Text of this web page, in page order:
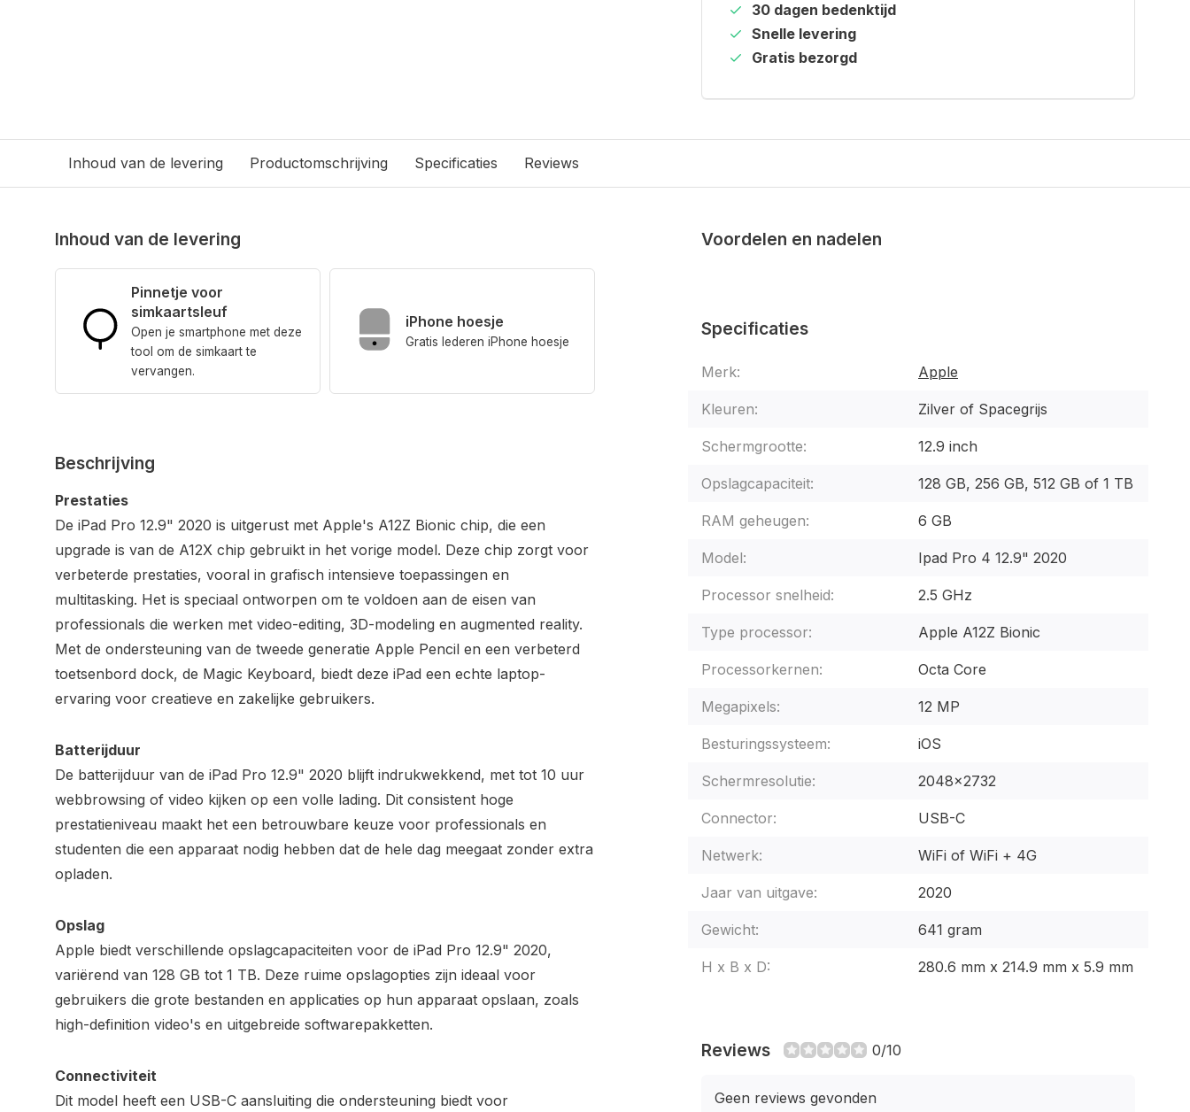
30 dagen bedenktijd
Snelle levering
Gratis bezorgd
Inhoud van de levering Productomschrijving Specificaties Reviews
Inhoud van de levering
Pinnetje voor
simkaartsleuf
Open je smartphone met deze
tool om de simkaart te
vervangen.
iPhone hoesje
Gratis lederen iPhone hoesje
Beschrijving
Prestaties
De iPad Pro 12.9" 2020 is uitgerust met Apple's A12Z Bionic chip, die een
upgrade is van de A12X chip gebruikt in het vorige model. Deze chip zorgt voor
verbeterde prestaties, vooral in grafisch intensieve toepassingen en
multitasking. Het is speciaal ontworpen om te voldoen aan de eisen van
professionals die werken met video-editing, 3D-modeling en augmented reality.
Met de ondersteuning van de tweede generatie Apple Pencil en een verbeterd
toetsenbord dock, de Magic Keyboard, biedt deze iPad een echte laptop-
ervaring voor creatieve en zakelijke gebruikers.
Batterijduur
De batterijduur van de iPad Pro 12.9" 2020 blijft indrukwekkend, met tot 10 uur
webbrowsing of video kijken op een volle lading. Dit consistent hoge
prestatieniveau maakt het een betrouwbare keuze voor professionals en
studenten die een apparaat nodig hebben dat de hele dag meegaat zonder extra
opladen.
Opslag
Apple biedt verschillende opslagcapaciteiten voor de iPad Pro 12.9" 2020,
variërend van 128 GB tot 1 TB. Deze ruime opslagopties zijn ideaal voor
gebruikers die grote bestanden en applicaties op hun apparaat opslaan, zoals
high-definition video's en uitgebreide softwarepakketten.
Connectiviteit
Dit model heeft een USB-C aansluiting die ondersteuning biedt voor
Voordelen en nadelen
Specificaties
Merk: Apple
Kleuren: Zilver of Spacegrijs
Schermgrootte: 12.9 inch
Opslagcapaciteit: 128 GB, 256 GB, 512 GB of 1 TB
RAM geheugen: 6 GB
Model: Ipad Pro 4 12.9" 2020
Processor snelheid: 2.5 GHz
Type processor: Apple A12Z Bionic
Processorkernen: Octa Core
Megapixels: 12 MP
Besturingssysteem: iOS
Schermresolutie: 2048x2732
Connector: USB-C
Netwerk: WiFi of WiFi + 4G
Jaar van uitgave: 2020
Gewicht: 641 gram
H x B x D: 280.6 mm x 214.9 mm x 5.9 mm
Reviews 0/10
Geen reviews gevonden